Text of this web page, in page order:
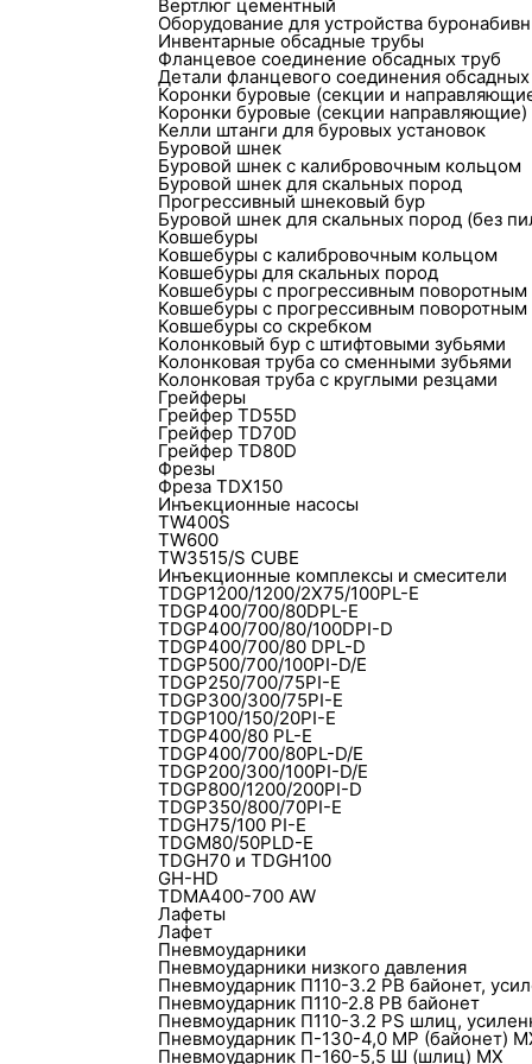
Вертлюг цементный
Оборудование для устройства
Инвентарные обсадные трубы
Фланцевое соединение обсадных труб
Детали фланцевого соединения
Коронки буровые (секции и
Коронки буровые (секции направляющие)
Келли штанги для буровых установок
Буровой шнек
Буровой шнек с калибровочным кольцом
Буровой шнек для скальных пород
Прогрессивный шнековый бур
Буровой шнек для скальных пород (без
Ковшебуры
Ковшебуры с калибровочным кольцом
Ковшебуры для скальных пород
Ковшебуры с прогрессивным
Ковшебуры с прогрессивным
Ковшебуры со скребком
Колонковый бур с штифтовыми зубьями
Колонковая труба со сменными зубьями
Колонковая труба с круглыми резцами
Грейферы
Грейфер TD55D
Грейфер TD70D
Грейфер TD80D
Фрезы
Фреза TDX150
Инъекционные насосы
TW400S
TW600
TW3515/S CUBE
Инъекционные комплексы и смесители
TDGP1200/1200/2X75/100PL-E
TDGP400/700/80DPL-E
TDGP400/700/80/100DPI-D
TDGP400/700/80 DPL-D
TDGP500/700/100PI-D/E
TDGP250/700/75PI-E
TDGP300/300/75PI-E
TDGP100/150/20PI-E
TDGP400/80 PL-E
TDGP400/700/80PL-D/E
TDGP200/300/100PI-D/E
TDGP800/1200/200PI-D
TDGP350/800/70PI-E
TDGH75/100 PI-E
TDGM80/50PLD-E
TDGH70 и TDGH100
GH-HD
TDMA400-700 AW
Лафеты
Лафет
Пневмоударники
Пневмоударники низкого давления
Пневмоударник П110-3.2 РB байонет,
Пневмоударник П110-2.8 РВ байонет
Пневмоударник П110-3.2 РS шлиц,
Пневмоударник П-130-4,0 MP (байонет)
Пневмоударник П-160-5,5 Ш (шлиц) МХ